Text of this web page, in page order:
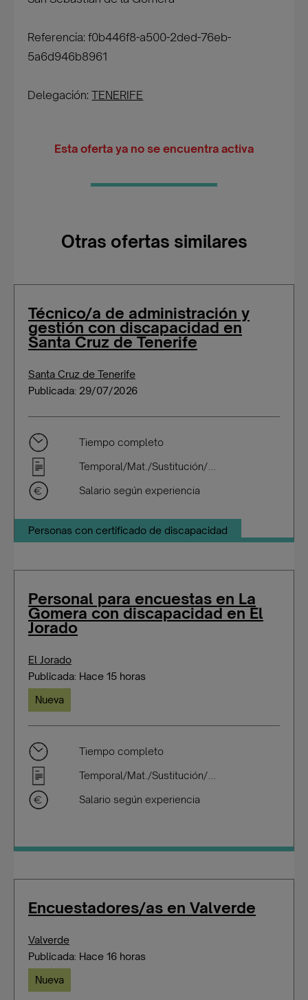
Referencia: f0b446f8-a500-2ded-76eb-
5a6d946b8961
Delegación:TENERIFE
Esta oferta ya no se encuentra activa
Otras ofertas similares
Técnico/a de administración y
gestión con discapacidad en
Santa Cruz de Tenerife
Santa Cruz de Tenerife
Publicada: 29/07/2026
Tiempo completo
Temporal/Mat./Sustitución/...
Salario según experiencia
Personas con certificado de discapacidad
Personal para encuestas en La
Gomera con discapacidad en El
Jorado
El Jorado
Publicada: Hace 15 horas
Nueva
Tiempo completo
Temporal/Mat./Sustitución/...
Salario según experiencia
Encuestadores/as en Valverde
Valverde
Publicada: Hace 16 horas
Nueva